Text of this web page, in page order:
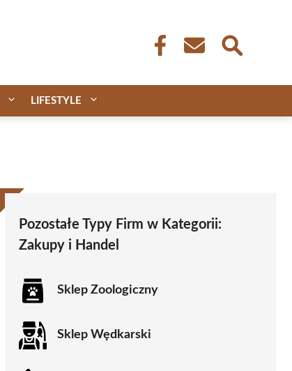
LIFESTYLE
Pozostałe Typy Firm w Kategorii:
Zakupy i Handel
Sklep Zoologiczny
Sklep Wędkarski